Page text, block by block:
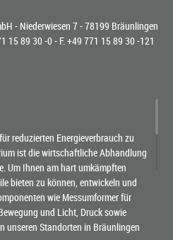
- Niederwiesen 7 - 78199 Bräunlingen
15 89 30 -0- F. +49 771 15 89 30 -121
reduzierten Energieverbrauch zu
ist die wirtschaftliche Abhandlung
Um Ihnen am hart umkämpften
bieten zu können, entwickeln und
wie Messumformer für
und Licht, Druck sowie
unseren Standorten in Bräunlingen